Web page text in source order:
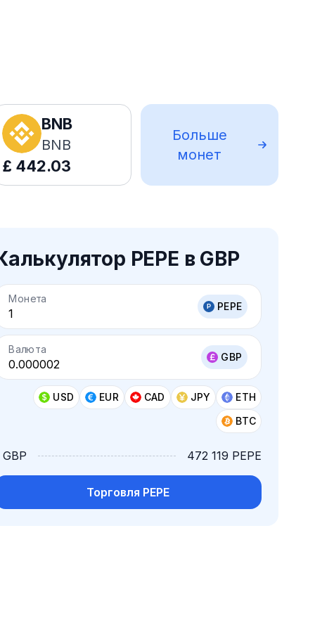
BNB
BNB
£ 442.03
Больше
монет
PEPE в GBP
Монета
PEPE
Валюта
GBP
USD EUR CAD JPY
ETH
BTC
GBP 472 119 PEPE
Торговля PEPE